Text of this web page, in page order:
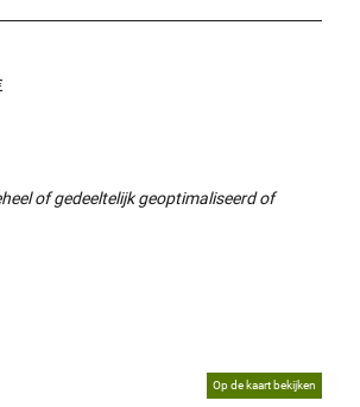
of gedeeltelijk geoptimaliseerd of
Op de kaart bekijken